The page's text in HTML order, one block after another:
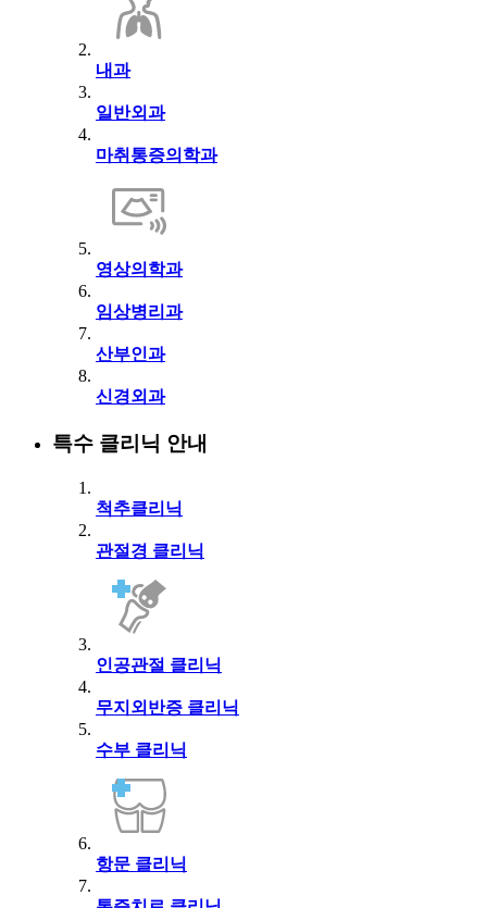
내과
일반외과
마취통증의학과
영상의학과
임상병리과
산부인과
신경외과
특수 클리닉 안내
척추클리닉
관절경 클리닉
인공관절 클리닉
무지외반증 클리닉
수부 클리닉
항문 클리닉